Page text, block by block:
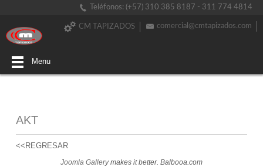
Teléfonos: (+57) 310 385 8187 - 311 774 4814
comercial@cmtapizados.com
CM TAPIZADOS
Menu
AKT
<<REGRESAR
Joomla Gallerymakes it better. Balbooa.com